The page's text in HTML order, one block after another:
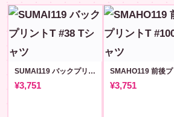
SUMAI119 バックプリントT #38
¥3,751 ¥3,751